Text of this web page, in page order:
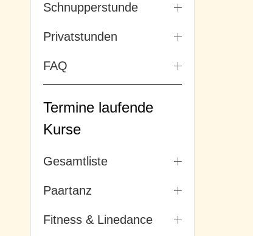
Schnupperstunde
Privatstunden
FAQ
Termine laufende
Kurse
Gesamtliste
Paartanz
Fitness & Linedance